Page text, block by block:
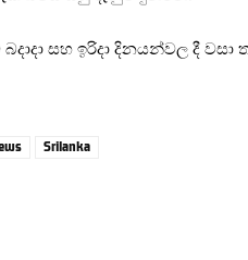
සහ ඉරිදා දිනයන්වල දී
Srilanka